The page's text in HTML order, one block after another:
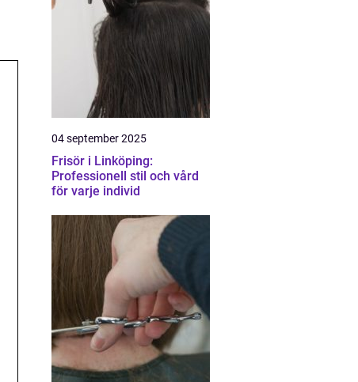
04 september 2025
Frisör i Linköping:
Professionell stil och vård
för varje individ